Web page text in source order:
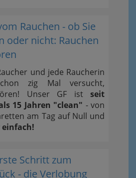
Rauchen - ob Sie
oder nicht: Rauchen
und jede Raucherin
zig Mal versucht,
Unser GF ist seit
15 Jahren "clean" - von
am Tag auf Null und
einfach!
Schritt zum
- die Verlobung